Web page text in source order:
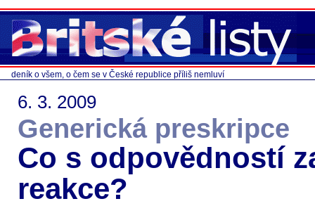
deník o všem, o čem se v České republice příliš nemluví
6. 3. 2009
Generická preskripce
Co s odpovědností
reakce?